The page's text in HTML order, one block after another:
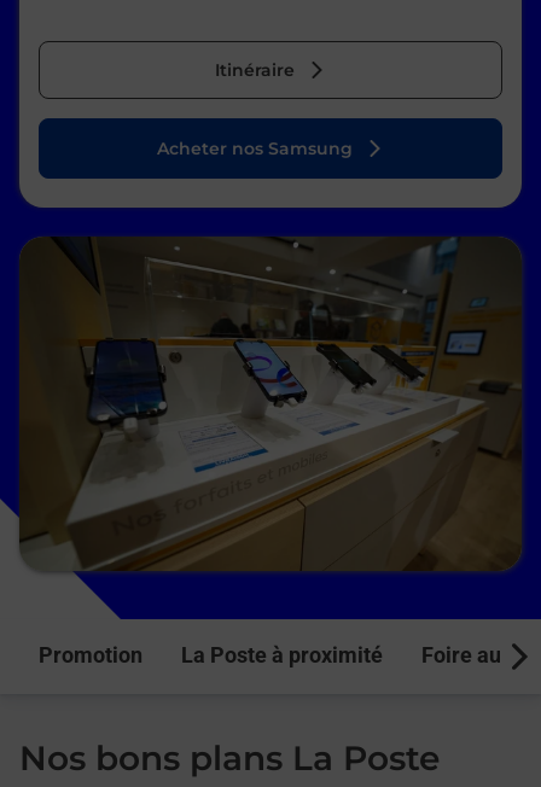
Itinéraire
Acheter nos Samsung
Promotion La Poste à proximité Foire aux
Nos bons plans La Poste